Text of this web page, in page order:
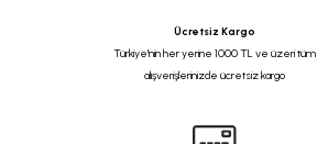
Ücretsiz Kargo
Türkiye'nin her yerine 1000 TL ve üzeri tüm
alışverişlerinizde ücretsiz kargo